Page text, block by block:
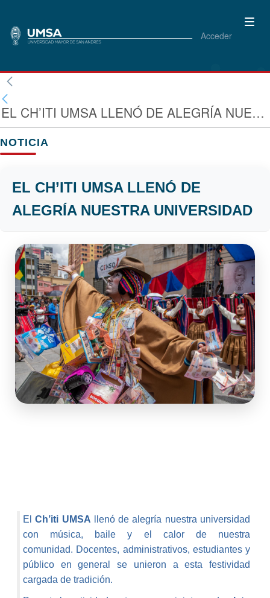
Acceder
EL CH’ITI UMSA LLENÓ DE ALEGRÍA NUESTRA UNIVERSIDAD
NOTICIA
EL CH’ITI UMSA LLENÓ DE
ALEGRÍA NUESTRA UNIVERSIDAD
ElCh’iti UMSA llenó de alegría nuestra universidad
con música, baile y el calor de nuestra
comunidad. Docentes, administrativos, estudiantes y
público en general se unieron a esta festividad
cargada de tradición.